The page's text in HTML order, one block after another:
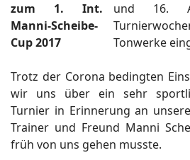
und 16.
Tonwerke
Trotz der Corona bedingten
wir uns über ein sehr
Turnier in Erinnerung an
Trainer und Freund Manni
früh von uns gehen musste.